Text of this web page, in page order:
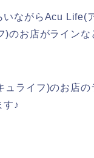
いながらAcu Life(
のお店がライン
ライフ)のお店
す♪